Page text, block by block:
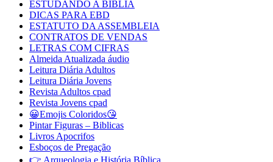
ESTUDANDO A BIBLIA
DICAS PARA EBD
ESTATUTO DA ASSEMBLEIA
CONTRATOS DE VENDAS
LETRAS COM CIFRAS
Almeida Atualizada áudio
Leitura Diária Adultos
Leitura Diária Jovens
Revista Adultos cpad
Revista Jovens cpad
😀Emojis Coloridos😘
Pintar Figuras – Biblicas
Livros Apocrifos
Esboços de Pregação
👉 Arqueologia e História Bíblica